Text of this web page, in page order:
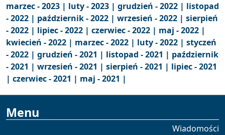
marzec - 2023 | luty - 2023 | grudzień - 2022 | listopad
- 2022 | październik - 2022 | wrzesień - 2022 | sierpień
- 2022 | lipiec - 2022 | czerwiec - 2022 | maj - 2022 |
kwiecień - 2022 | marzec - 2022 | luty - 2022 | styczeń
- 2022 | grudzień - 2021 | listopad - 2021 | październik
- 2021 | wrzesień - 2021 | sierpień - 2021 | lipiec - 2021
| czerwiec - 2021 | maj - 2021 |
Menu
Wiadomości